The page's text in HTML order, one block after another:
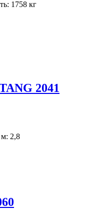
1758 кг
2041
м: 2,8